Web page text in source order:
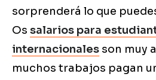
sorprenderá lo que
Os salarios para
internacionales son muy
muchos trabajos pagan